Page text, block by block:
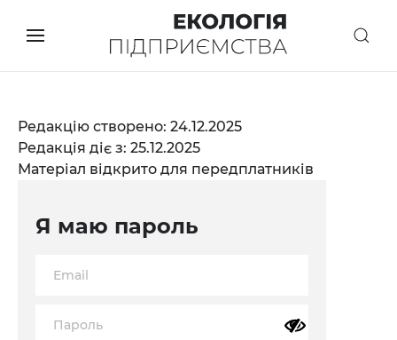
Редакцію створено: 24.12.2025
Редакція діє з: 25.12.2025
Матеріал відкрито для передплатників
Я маю пароль